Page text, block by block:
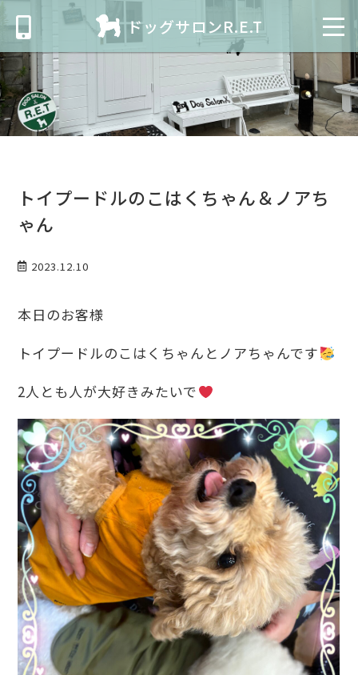
ドッグサロンR.E.T
トイプードルのこはくちゃん＆ノアち
ゃん
2023.12.10
本日のお客様
トイプードルのこはくちゃんとノアちゃんです
2人とも人が大好きみたいで